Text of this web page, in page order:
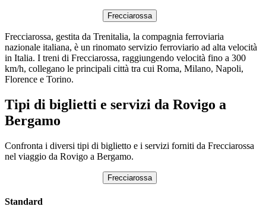
Frecciarossa
Frecciarossa, gestita da Trenitalia, la compagnia ferroviaria
nazionale italiana, è un rinomato servizio ferroviario ad alta velocità
in Italia. I treni di Frecciarossa, raggiungendo velocità fino a 300
km/h, collegano le principali città tra cui Roma, Milano, Napoli,
Florence e Torino.
Tipi di biglietti e servizi da Rovigo a
Bergamo
Confronta i diversi tipi di biglietto e i servizi forniti da Frecciarossa
nel viaggio da Rovigo a Bergamo.
Frecciarossa
Standard